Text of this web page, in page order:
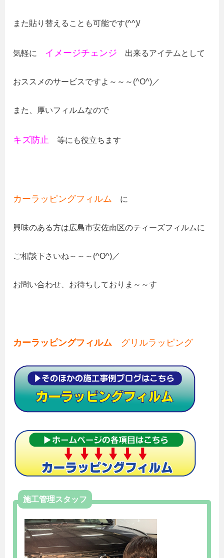
また貼り替えることも可能です(^^)/
気軽に イメージチェンジ 出来るアイテムとして
おススメのサービスですよ～～～(^O^)／
また、厚いフィルムなので
キズ防止 等にも役立ちます
カーラッピングフィルム に
興味のある方は広島市安佐南区のティーズフィルムに
ご相談下さいね～～～(^O^)／
お問い合わせ、お待ちしておりま～～す
カーラッピングフィルム グリルラッピング
施工管理スタッフ